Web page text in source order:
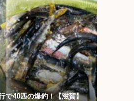
で40匹の爆釣！【滋賀】